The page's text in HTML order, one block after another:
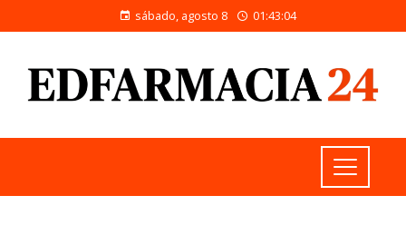
sábado, agosto 8 01:43:05